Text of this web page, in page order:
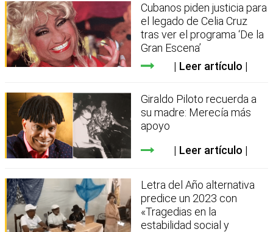
Cubanos piden justicia para
el legado de Celia Cruz
tras ver el programa ‘De la
Gran Escena’
Leer artículo
Giraldo Piloto recuerda a
su madre: Merecía más
apoyo
Leer artículo
Letra del Año alternativa
predice un 2023 con
«Tragedias en la
estabilidad social y